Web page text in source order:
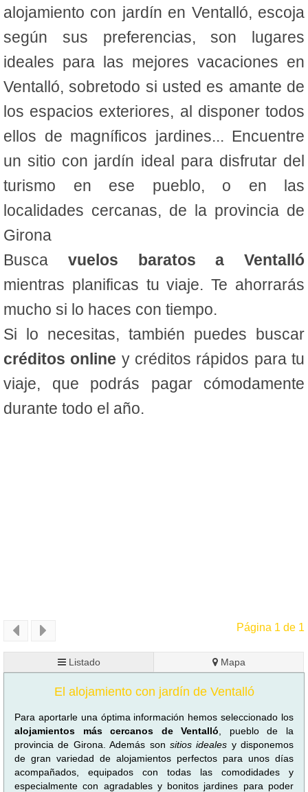
alojamiento con jardín en Ventalló, escoja
según sus preferencias, son lugares
ideales para las mejores vacaciones en
Ventalló, sobretodo si usted es amante de
los espacios exteriores, al disponer todos
ellos de magníficos jardines... Encuentre
un sitio con jardín ideal para disfrutar del
turismo en ese pueblo, o en las
localidades cercanas, de la provincia de
Girona
Busca vuelos baratos a Ventalló
mientras planificas tu viaje. Te ahorrarás
mucho si lo haces con tiempo.
Si lo necesitas, también puedes buscar
créditos online y créditos rápidos para tu
viaje, que podrás pagar cómodamente
durante todo el año.
Página 1 de 1
Listado Mapa
El alojamiento con jardín de Ventalló
Para aportarle una óptima información hemos seleccionado los
alojamientos más cercanos de Ventalló , pueblo de la
provincia de Girona. Además son sitios ideales y disponemos
de gran variedad de alojamientos perfectos para unos días
acompañados, equipados con todas las comodidades y
especialmente con agradables y bonitos jardines para poder